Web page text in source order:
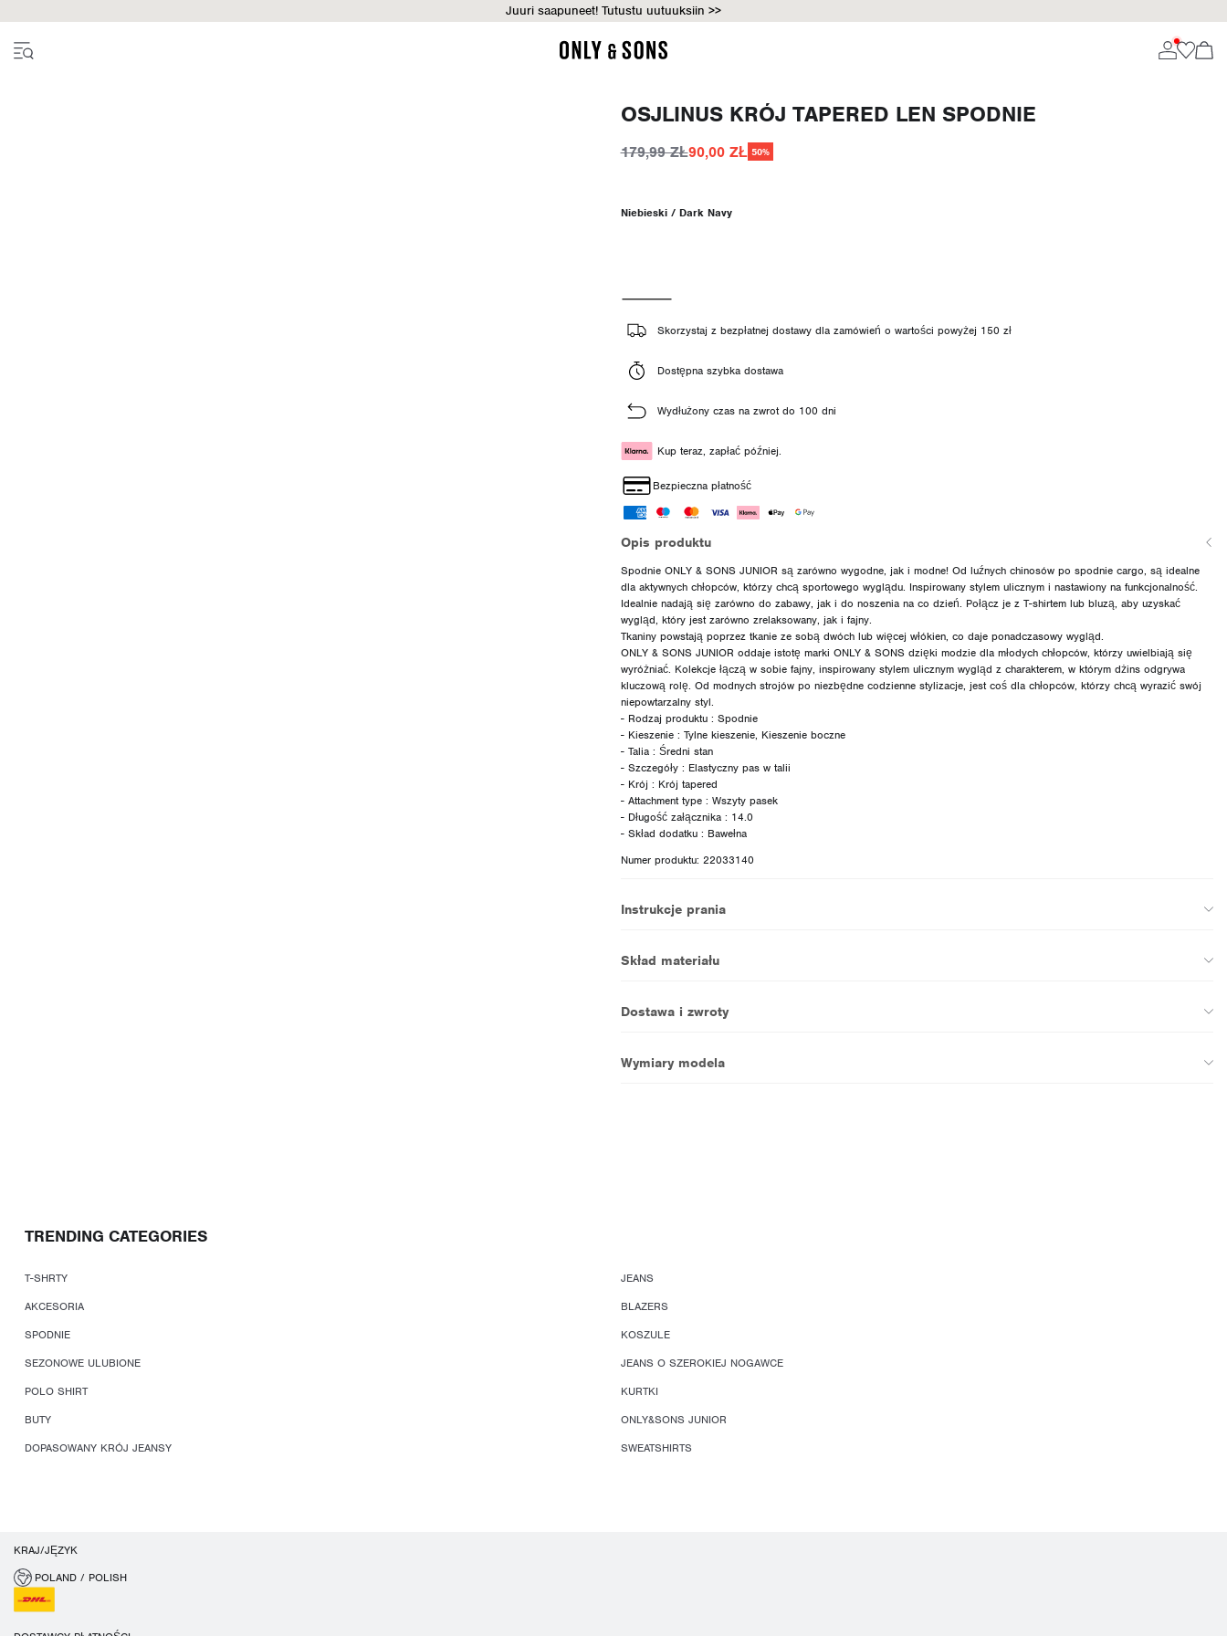
Juuri saapuneet! Tutustu uutuuksiin >>
OSJLINUS KRÓJ TAPERED LEN SPODNIE
179,99 ZŁ90,00 ZŁ 50%
Niebieski / Dark Navy
Skorzystaj z bezpłatnej dostawy dla zamówień o wartości powyżej 150 zł
Dostępna szybka dostawa
Wydłużony czas na zwrot do 100 dni
Kup teraz, zapłać później.
Bezpieczna płatność
Opis produktu
Spodnie ONLY & SONS JUNIOR są zarówno wygodne, jak i modne! Od luźnych chinosów po spodnie cargo, są idealne
dla aktywnych chłopców, którzy chcą sportowego wyglądu. Inspirowany stylem ulicznym i nastawiony na funkcjonalność.
Idealnie nadają się zarówno do zabawy, jak i do noszenia na co dzień. Połącz je z T-shirtem lub bluzą, aby uzyskać
wygląd, który jest zarówno zrelaksowany, jak i fajny.
Tkaniny powstają poprzez tkanie ze sobą dwóch lub więcej włókien, co daje ponadczasowy wygląd.
ONLY & SONS JUNIOR oddaje istotę marki ONLY & SONS dzięki modzie dla młodych chłopców, którzy uwielbiają się
wyróżniać. Kolekcje łączą w sobie fajny, inspirowany stylem ulicznym wygląd z charakterem, w którym dżins odgrywa
kluczową rolę. Od modnych strojów po niezbędne codzienne stylizacje, jest coś dla chłopców, którzy chcą wyrazić swój
niepowtarzalny styl.
- Rodzaj produktu : Spodnie
- Kieszenie : Tylne kieszenie, Kieszenie boczne
- Talia : Średni stan
- Szczegóły : Elastyczny pas w talii
- Krój : Krój tapered
- Attachment type : Wszyty pasek
- Długość załącznika : 14.0
- Skład dodatku : Bawełna
Numer produktu: 22033140
Instrukcje prania
Skład materiału
Dostawa i zwroty
Wymiary modela
TRENDING CATEGORIES
T-SHRTY
JEANS
AKCESORIA
BLAZERS
SPODNIE
KOSZULE
SEZONOWE ULUBIONE
JEANS O SZEROKIEJ NOGAWCE
POLO SHIRT
KURTKI
BUTY
ONLY&SONS JUNIOR
DOPASOWANY KRÓJ JEANSY
SWEATSHIRTS
KRAJ/JĘZYK
POLAND / POLISH